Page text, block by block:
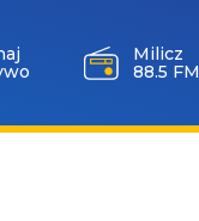
Milicz
88.5 FM